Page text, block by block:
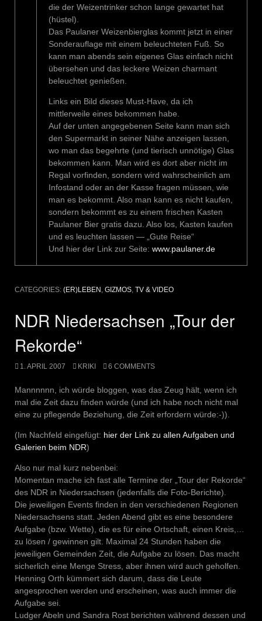
die der Weizentrinker schon lange gewartet hat
(hüstel).
Das Paulaner Weizenbierglas kommt jetzt in einer
Sonderauflage mit einem beleuchteten Fuß. So
kann man abends sein eigenes Glas einfach nicht
übersehen und das leckere Weizen charmant
beleuchtet genießen.
Links ein Bild dieses Must-Have, da ich
mittlerweile eines bekommen habe.
Auf der unten angegebenen Seite kann man sich
den Supermarkt in seiner Nähe anzeigen lassen,
wo man das begehrte (und tierisch unnötige) Glas
bekommen kann. Man wird es dort aber nicht im
Regal vorfinden, sondern wird wahrscheinlich am
Infostand oder an der Kasse fragen müssen, wie
man es bekommt. Also man kann es nicht kaufen,
sondern bekommt es zu einem frischen Kasten
Paulaner Bier gratis dazu. Also los, Kasten kaufen
und es leuchten lassen — „Gute Reise“
Und hier der Link zur Seite: www.paulaner.de
CATEGORIES: (ER)LEBEN GIZMOS TV & VIDEO
NDR Niedersachsen „Tour der
Rekorde“
1. APRIL 2007 KRIKI 6 COMMENTS
Mannnnnn, ich würde bloggen, was das Zeug hält, wenn ich
mal die Zeit dazu finden würde (und ich habe noch nicht mal
eine zu pflegende Beziehung, die Zeit erfordern würde:-)).
(Im Nachfeld eingefügt: hier der Link zu allen Aufgaben und
Galerien beim NDR)
Also nur mal kurz nebenbei:
Momentan mache ich fast alle Termine der „Tour der Rekorde“
des NDR in Niedersachsen (jedenfalls die Foto-Berichte).
Die jeweiligen Events finden in den verschiedenen Regionen
Niedersachsens statt. Jeden Abend gibt es eine besondere
Aufgabe (bzw. Wette), die es für eine Ortschaft, einen Kreis,…
zu lösen / gewinnen gilt. Maximal 24 Stunden haben die
jeweiligen Gemeinden Zeit, die Aufgabe zu lösen. Das macht
sicherlich eine Menge Stress, aber ihnen wird auch geholfen.
Henning Orth kümmert sich darum, dass die Leute
angesprochen werden und erscheinen, was auch immer die
Aufgabe sei.
Ludger Abeln und Sandra Rost berichten während dessen und